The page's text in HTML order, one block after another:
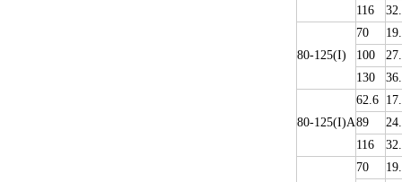
116
80-125(I)
70
100
130
80-125(I)A
62.6
89
116
70